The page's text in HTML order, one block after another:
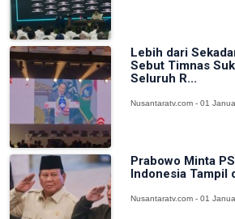
Lebih dari
Sebut Timnas
Seluruh R...
Nusantaratv.com - 01
Prabowo Minta
Indonesia Tampil
Nusantaratv.com - 01